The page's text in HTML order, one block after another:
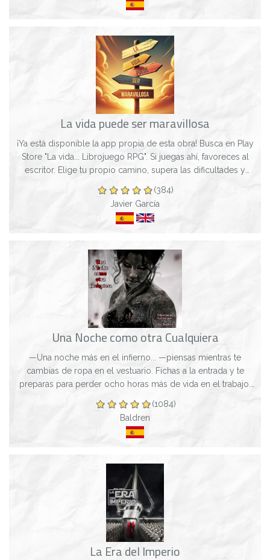
La vida puede ser maravillosa
¡Ya está disponible la app propia de esta obra! Busca en Play
Store "La vida... Librojuego RPG". Si juegas ahí, favoreces al
escritor. Elige tu propio camino, supera las dificultades y
(384)
Javier García
Una Noche como otra Cualquiera
—Una noche más en el infierno... —piensas mientras te
cambias de ropa en el vestuario. Fichas a la entrada y te
preparas para perder ocho horas más de vida en el trabajo.
(1084)
Baldren
La Era del Imperio